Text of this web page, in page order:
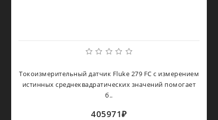
Токоизмерительный датчик Fluke 279 FC с измерением
истинных среднеквадратических значений помогает
б..
405971₽